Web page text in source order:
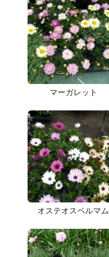
マーガレット
オステオスペルマム